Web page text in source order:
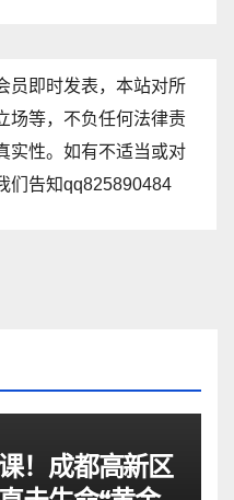
员即时发表，本站对所
场等，不负任何法律责
实性。如有不适当或对
们告知qq825890484
！成都高新区